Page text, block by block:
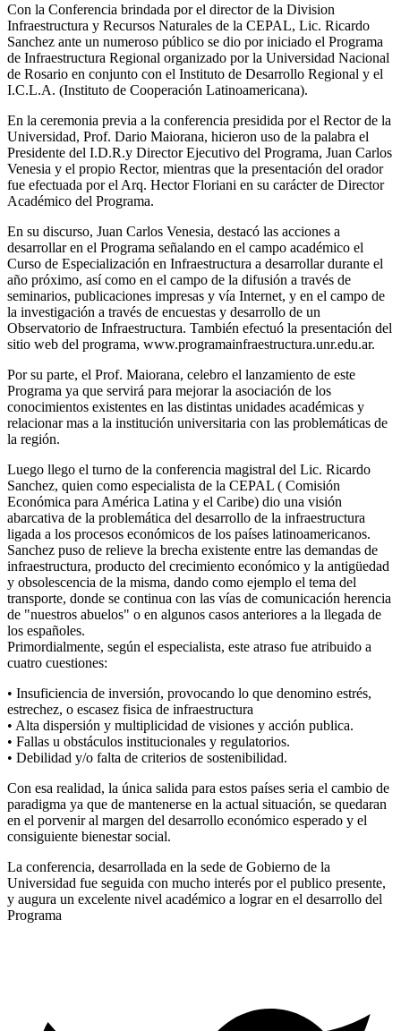
Con la Conferencia brindada por el director de la Division
Infraestructura y Recursos Naturales de la CEPAL, Lic. Ricardo
Sanchez ante un numeroso público se dio por iniciado el Programa
de Infraestructura Regional organizado por la Universidad Nacional
de Rosario en conjunto con el Instituto de Desarrollo Regional y el
I.C.L.A. (Instituto de Cooperación Latinoamericana).
En la ceremonia previa a la conferencia presidida por el Rector de la
Universidad, Prof. Dario Maiorana, hicieron uso de la palabra el
Presidente del I.D.R.y Director Ejecutivo del Programa, Juan Carlos
Venesia y el propio Rector, mientras que la presentación del orador
fue efectuada por el Arq. Hector Floriani en su carácter de Director
Académico del Programa.
En su discurso, Juan Carlos Venesia, destacó las acciones a
desarrollar en el Programa señalando en el campo académico el
Curso de Especialización en Infraestructura a desarrollar durante el
año próximo, así como en el campo de la difusión a través de
seminarios, publicaciones impresas y vía Internet, y en el campo de
la investigación a través de encuestas y desarrollo de un
Observatorio de Infraestructura. También efectuó la presentación del
sitio web del programa, www.programainfraestructura.unr.edu.ar.
Por su parte, el Prof. Maiorana, celebro el lanzamiento de este
Programa ya que servirá para mejorar la asociación de los
conocimientos existentes en las distintas unidades académicas y
relacionar mas a la institución universitaria con las problemáticas de
la región.
Luego llego el turno de la conferencia magistral del Lic. Ricardo
Sanchez, quien como especialista de la CEPAL ( Comisión
Económica para América Latina y el Caribe) dio una visión
abarcativa de la problemática del desarrollo de la infraestructura
ligada a los procesos económicos de los países latinoamericanos.
Sanchez puso de relieve la brecha existente entre las demandas de
infraestructura, producto del crecimiento económico y la antigüedad
y obsolescencia de la misma, dando como ejemplo el tema del
transporte, donde se continua con las vías de comunicación herencia
de "nuestros abuelos" o en algunos casos anteriores a la llegada de
los españoles.
Primordialmente, según el especialista, este atraso fue atribuido a
cuatro cuestiones:
• Insuficiencia de inversión, provocando lo que denomino estrés,
estrechez, o escasez fisica de infraestructura
• Alta dispersión y multiplicidad de visiones y acción publica.
• Fallas u obstáculos institucionales y regulatorios.
• Debilidad y/o falta de criterios de sostenibilidad.
Con esa realidad, la única salida para estos países seria el cambio de
paradigma ya que de mantenerse en la actual situación, se quedaran
en el porvenir al margen del desarrollo económico esperado y el
consiguiente bienestar social.
La conferencia, desarrollada en la sede de Gobierno de la
Universidad fue seguida con mucho interés por el publico presente,
y augura un excelente nivel académico a lograr en el desarrollo del
Programa